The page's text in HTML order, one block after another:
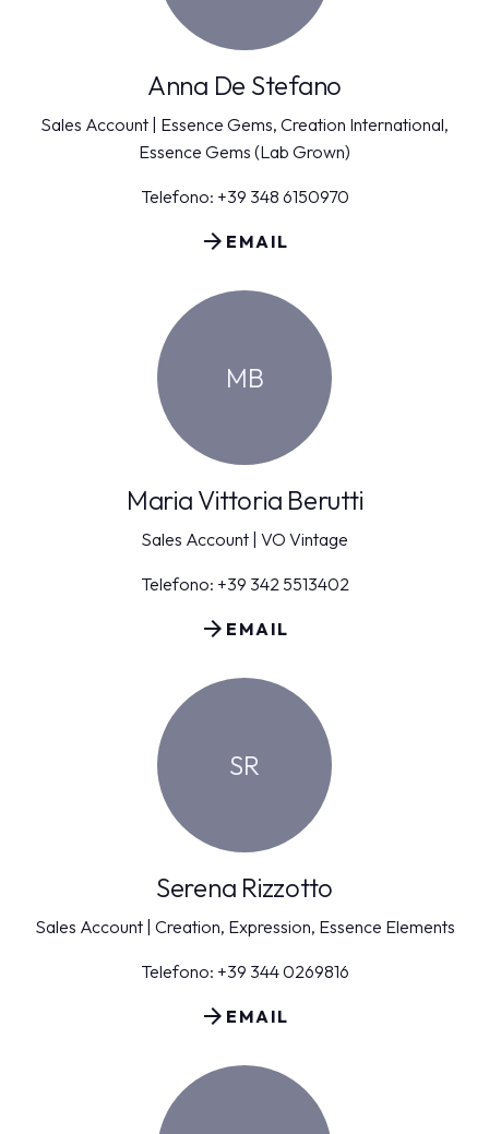
Anna De Stefano
Sales Account | Essence Gems, Creation International,
Essence Gems (Lab Grown)
Telefono: +39 348 6150970
EMAIL
arrow_forward
MB
Maria Vittoria Berutti
Sales Account | VO Vintage
Telefono: +39 342 5513402
EMAIL
arrow_forward
SR
Serena Rizzotto
Sales Account | Creation, Expression, Essence Elements
Telefono: +39 344 0269816
EMAIL
arrow_forward